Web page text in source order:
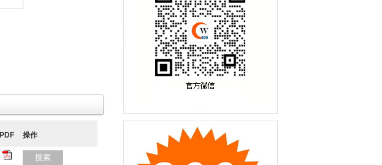
PDF 操作
搜索